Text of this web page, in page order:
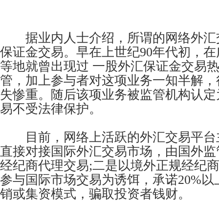
据业内人士介绍，所谓的网络外汇
保证金交易。早在上世纪90年代初，
等地就曾出现过 一股外汇保证金交易
管，加上参与者对这项业务一知半解
失惨重。随后该项业务被监管机构认
易不受法律保护。
目前，网络上活跃的外汇交易平台
直接对接国际外汇交易市场，由国外
经纪商代理交易;二是以境外正规经纪
参与国际市场交易为诱饵，承诺20%
销或集资模式，骗取投资者钱财。